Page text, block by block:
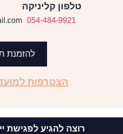
טלפון קליניקה
054-484-9921
להזמנת
הצטרפות
רוצה להגיע לפגישת